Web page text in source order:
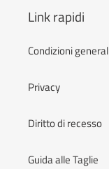
Link rapidi
Condizioni
Privacy
Diritto di recesso
Guida alle Taglie